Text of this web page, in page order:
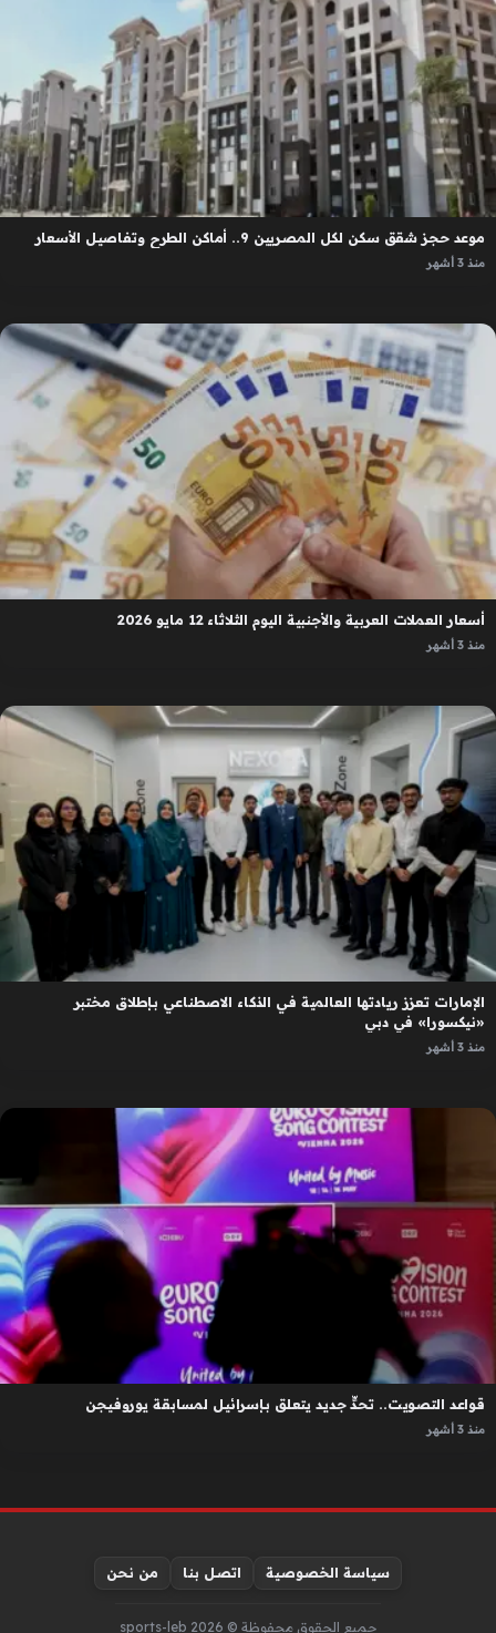
موعد حجز شقق سكن لكل المصريين 9.. أماكن الطرح وتفاصيل الأسعار
منذ 3 أشهر
أسعار العملات العربية والأجنبية اليوم الثلاثاء 12 مايو 2026
منذ 3 أشهر
الإمارات تعزز ريادتها العالمية في الذكاء الاصطناعي بإطلاق مختبر
«نيكسورا» في دبي
منذ 3 أشهر
قواعد التصويت.. تحدٍّ جديد يتعلق بإسرائيل لمسابقة يوروفيجن
منذ 3 أشهر
سياسة الخصوصية اتصل بنا من نحن
جميع الحقوق محفوظة © sports-leb 2026